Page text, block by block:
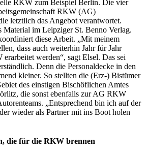
RKW zum Beispiel Berlin. Die vier
RKW (AG)
letztlich das Angebot verantwortet.
Material im Leipziger St. Benno Verlag.
diese Arbeit. „Mit meinem
dass auch weiterhin Jahr für Jahr
werden“, sagt Elsel. Das sei
Denn die Personaldecke in den
kleiner. So stellten die (Erz-) Bistümer
des einstigen Bischöflichen Amtes
die sonst ebenfalls zur AG RKW
„Entsprechend bin ich auf der
wieder als Partner mit ins Boot holen
die für die RKW brennen